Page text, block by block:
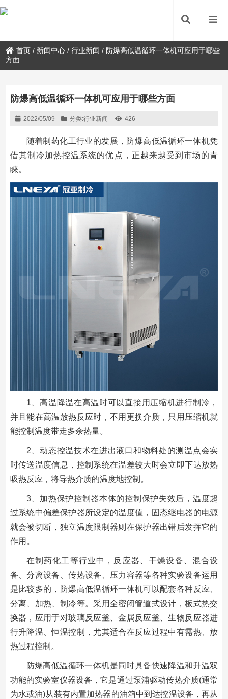
首页 / 新闻中心 /行业新闻 / 防爆高低温循环一体机可应用于哪些
方面
防爆高低温循环一体机可应用于哪些方面
2022/05/09 分类:行业新闻 426
随着制药化工行业的发展，防爆高低温循环一体机凭
借其制冷加热控温系统的优点，正越来越受到市场的青
睐。
1、高温降温在高温时可以直接用压缩机进行制冷，
并且能在高温放热反应时，不用更换介质，只用压缩机就
能控制温度带走多余热量。
2、动态控温技术在进出液口和物料处的测温点会实
时传送温度信息，控制系统在温差较大时会立即下达放热
吸热反应，将导热介质的温度地控制。
3、加热保护控制器本体的控制保护失效后，温度超
过系统中偏差保护器所设定的温度值，固态继电器的电源
就会被切断，独立温度限制器则在保护器出错后发挥它的
作用。
在制药化工等行业中，反应器、干燥设备、混合设
备、分离设备、传热设备、压力容器等各种实验设备运用
是比较多的，防爆高低温循环一体机可以配套各种反应、
分离、加热、制冷等。采用全密闭管道式设计，板式热交
换器，应用于对玻璃反应釜、金属反应釜、生物反应器进
行升降温、恒温控制，尤其适合在反应过程中有需热、放
热过程控制。
防爆高低温循环一体机是同时具备快速降温和升温双
功能的实验室仪器设备，它是通过泵浦驱动传热介质(通常
为水或油)从装有内置加热器的油箱中到达控温设备，再从